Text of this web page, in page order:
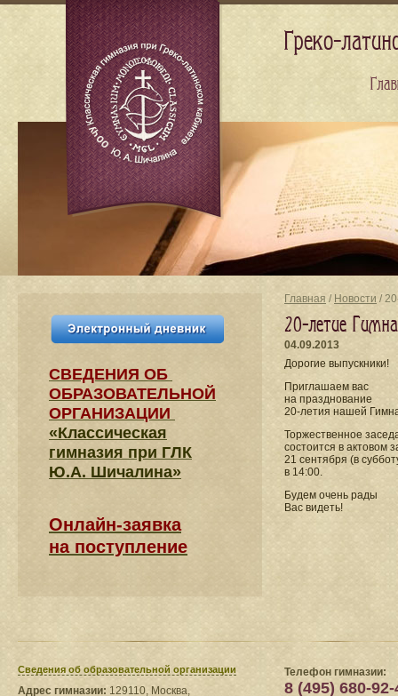
Главная / Новости /
20-летие
04.09.2013
Дорогие выпускники!
Приглашаем вас
на празднование
20-летия нашей
Торжественное
состоится в актовом
21 сентября (в
в 14:00.
Будем очень рады
Вас видеть!
СВЕДЕНИЯ​ ОБ
ОБРАЗОВАТЕЛЬНОЙ
ОРГАНИЗАЦИИ
«Классическая
гимназия при ГЛК
Ю.А. Шичалина»
Онлайн-заявка
на поступление
Сведения​ об образовательной организации
Адрес гимназии: 129110, Москва,
Телефон гимназии:
8 (495) 680-92-
Греко-